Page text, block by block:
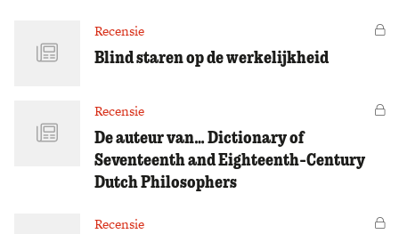
Recensie
Blind staren op de werkelijkheid
Recensie
De auteur van… Dictionary of
Seventeenth and Eighteenth-Century
Dutch Philosophers
Recensie